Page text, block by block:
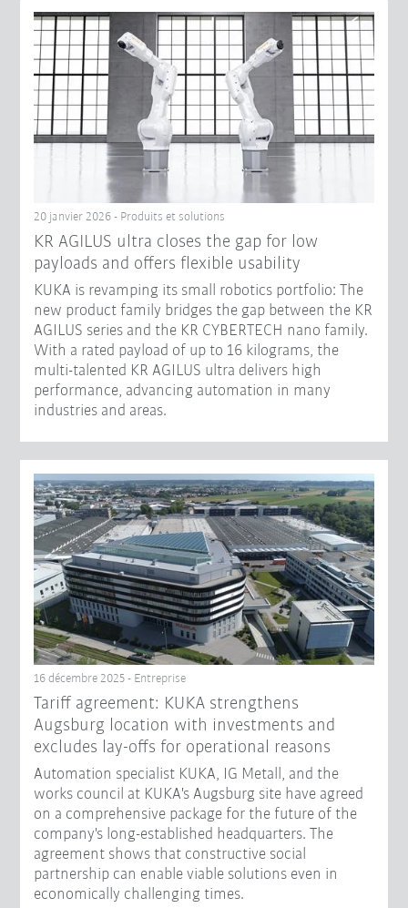
20 janvier 2026 - Produits et solutions
KR AGILUS ultra closes the gap for low
payloads and offers flexible usability
KUKA is revamping its small robotics portfolio: The
new product family bridges the gap between the KR
AGILUS series and the KR CYBERTECH nano family.
With a rated payload of up to 16 kilograms, the
multi-talented KR AGILUS ultra delivers high
performance, advancing automation in many
industries and areas.
16 décembre 2025 - Entreprise
Tariff agreement: KUKA strengthens
Augsburg location with investments and
excludes lay-offs for operational reasons
Automation specialist KUKA, IG Metall, and the
works council at KUKA's Augsburg site have agreed
on a comprehensive package for the future of the
company's long-established headquarters. The
agreement shows that constructive social
partnership can enable viable solutions even in
economically challenging times.